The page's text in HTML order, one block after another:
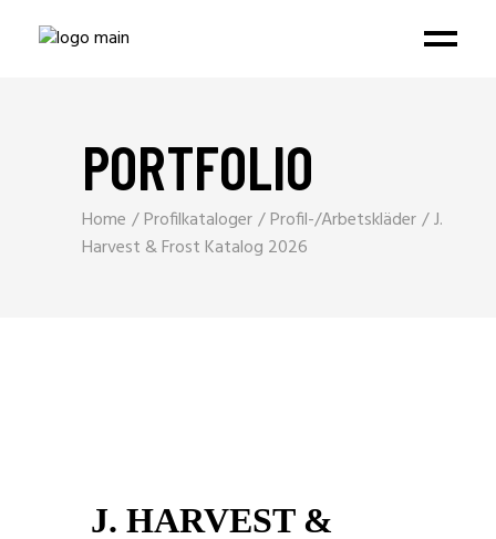
PORTFOLIO
Home Profilkataloger Profil-/Arbetskläder
J.
Harvest & Frost Katalog 2026